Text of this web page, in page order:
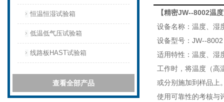
恒温恒湿试验箱
低温低气压试验箱
线路板HAST试验箱
查看全部产品
【精密JW--8002温
设备名称：温度、湿
设备型号：JW--8002
适用特性：温度、湿
工作时，将温度（高
或分别施加到样品上
使用可靠性的考核与